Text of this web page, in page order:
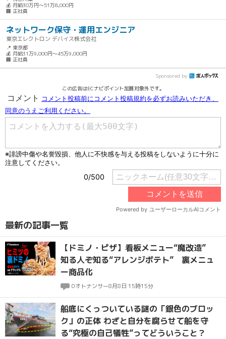
💰 月給30万円～51万8,000円
🏢 正社員
ネットワーク保守・運用エンジニア
東京エレクトロン デバイス株式会社
📍 東京都
💰 月給31万9,000円～45万9,000円
🏢 正社員
Sponsored by
この広告はECナビポイント加算対象外です。
最新の記事一覧
【ドミノ・ピザ】看板メニュー“魔改造”
知る人ぞ知る“アレンジポテト” 裏メニュ
ー商品化
0オトナンサー8月8日 15時15分
船底にくっついている謎の「銀色のブロッ
ク」の正体 わざと自分を腐らせて船を守
る“究極の自己犠牲”ってどういうこと？